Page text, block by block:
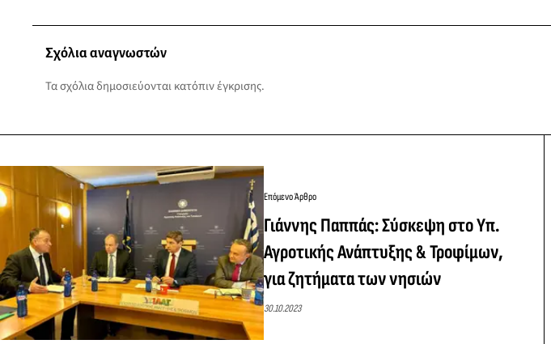
Σχόλια αναγνωστών
Τα σχόλια δημοσιεύονται κατόπιν έγκρισης.
Επόμενο Άρθρο
Γιάννης Παππάς: Σύσκεψη στο Υπ.
Αγροτικής Ανάπτυξης & Τροφίμων,
για ζητήματα των νησιών
30.10.2023